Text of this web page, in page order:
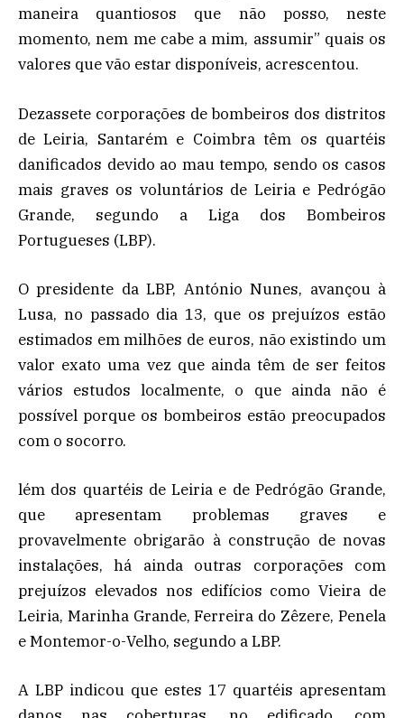
maneira quantiosos que não posso, neste
momento, nem me cabe a mim, assumir” quais os
valores que vão estar disponíveis, acrescentou.
Dezassete corporações de bombeiros dos distritos
de Leiria, Santarém e Coimbra têm os quartéis
danificados devido ao mau tempo, sendo os casos
mais graves os voluntários de Leiria e Pedrógão
Grande, segundo a Liga dos Bombeiros
Portugueses (LBP).
O presidente da LBP, António Nunes, avançou à
Lusa, no passado dia 13, que os prejuízos estão
estimados em milhões de euros, não existindo um
valor exato uma vez que ainda têm de ser feitos
vários estudos localmente, o que ainda não é
possível porque os bombeiros estão preocupados
com o socorro.
lém dos quartéis de Leiria e de Pedrógão Grande,
que apresentam problemas graves e
provavelmente obrigarão à construção de novas
instalações, há ainda outras corporações com
prejuízos elevados nos edifícios como Vieira de
Leiria, Marinha Grande, Ferreira do Zêzere, Penela
e Montemor-o-Velho, segundo a LBP.
A LBP indicou que estes 17 quartéis apresentam